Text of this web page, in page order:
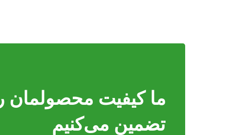
ما کیفیت محصولمان را
تضمین می‌کنیم